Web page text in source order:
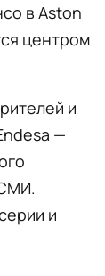
в Aston
центром
и
—
и